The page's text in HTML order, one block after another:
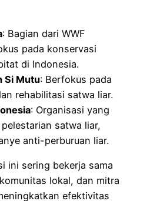
: Bagian dari WWF
pada konservasi
di Indonesia.
Si Mutu: Berfokus pada
rehabilitasi satwa liar.
: Organisasi yang
satwa liar,
anti-perburuan liar.
ini sering bekerja sama
lokal, dan mitra
efektivitas